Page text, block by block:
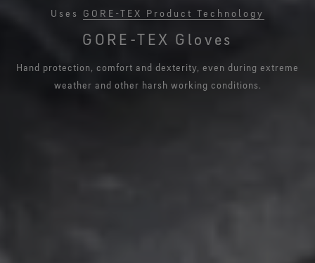
Uses GORE-TEX Product Technology
GORE-TEX Gloves
Hand protection, comfort and dexterity, even during extreme
weather and other harsh working conditions.